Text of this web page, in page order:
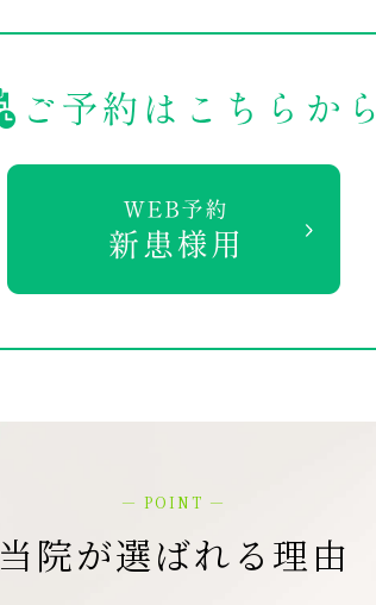
― POINT ―
当院が選ばれる理由